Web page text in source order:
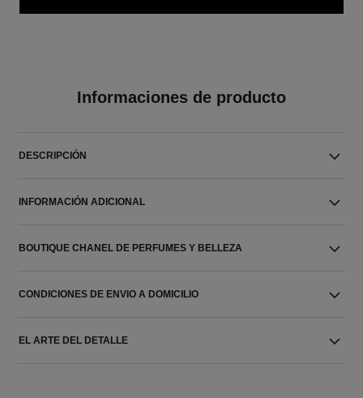
Informaciones de producto
DESCRIPCIÓN
INFORMACIÓN ADICIONAL
BOUTIQUE CHANEL DE PERFUMES Y BELLEZA
CONDICIONES DE ENVIO A DOMICILIO
EL ARTE DEL DETALLE